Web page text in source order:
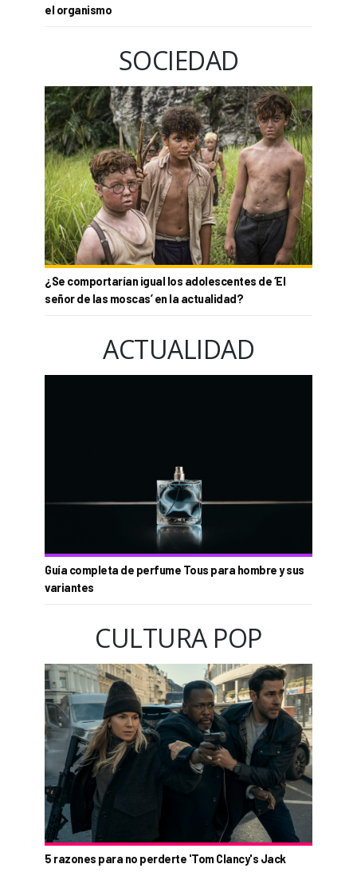
el organismo
SOCIEDAD
¿Se comportarían igual los adolescentes de ‘El
señor de las moscas’ en la actualidad?
ACTUALIDAD
Guía completa de perfume Tous para hombre y sus
variantes
CULTURA POP
5 razones para no perderte 'Tom Clancy's Jack